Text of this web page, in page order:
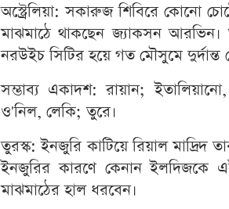
অস্ট্রেলিয়া: সকারুজ শিবিরে কোনো
মাঝমাঠে থাকছেন জ্যাকসন আরভিন।
নরউইচ সিটির হয়ে গত মৌসুমে দুর্দান্ত
সম্ভাব্য একাদশ: রায়ান;
ও'নিল, লেকি; তুরে।
তুরস্ক: ইনজুরি কাটিয়ে রিয়াল
ইনজুরির কারণে কেনান ইলদিজকে
মাঝমাঠের হাল ধরবেন।